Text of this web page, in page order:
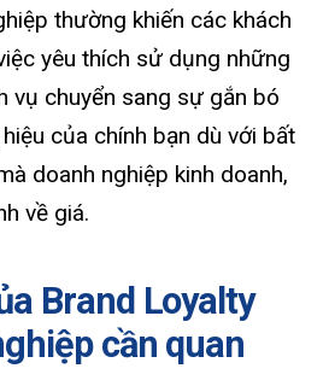
thường khiến các khách
yêu thích sử dụng những
vụ chuyển sang sự gắn bó
của chính bạn dù với bất
doanh nghiệp kinh doanh,
về giá.
Brand Loyalty
cần quan